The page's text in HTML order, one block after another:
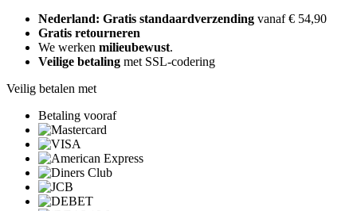
Nederland: Gratis standaardverzending vanaf € 54,90
Gratis retourneren
We werken milieubewust.
Veilige betaling met SSL-codering
Veilig betalen met
Betaling vooraf